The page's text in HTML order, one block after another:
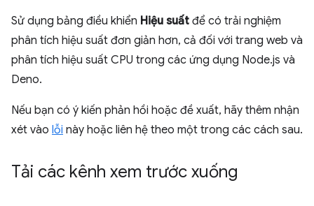
Sử dụng bảng điều khiển Hiệu suất để có trải nghiệm
phân tích hiệu suất đơn giản hơn, cả đối với trang web và
phân tích hiệu suất CPU trong các ứng dụng Node.js và
Deno.
Nếu bạn có ý kiến phản hồi hoặc đề xuất, hãy thêm nhận
xét vào lỗi này hoặc liên hệ theo một trong các cách sau.
Tải các kênh xem trước xuống